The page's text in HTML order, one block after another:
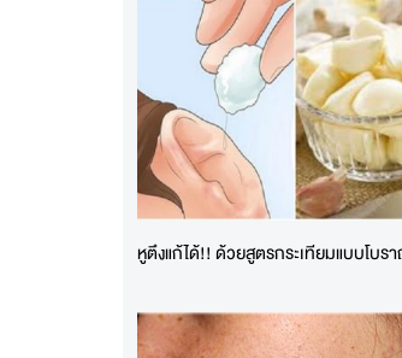
หูตึงแก้ได้!! ด้วยสูตรกระเทียมแบบโบร